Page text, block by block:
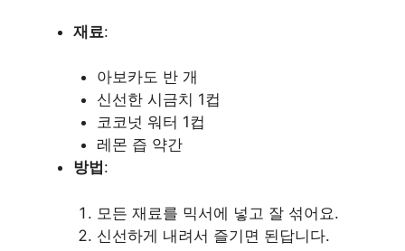
재료:
아보카도 반 개
신선한 시금치 1컵
코코넛 워터 1컵
레몬 즙 약간
방법 :
모든 재료를 믹서에 넣고 잘 섞어요.
신선하게 내려서 즐기면 된답니다.